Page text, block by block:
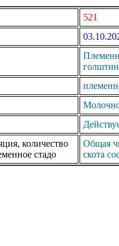
521
количество
стадо
Общая
скота